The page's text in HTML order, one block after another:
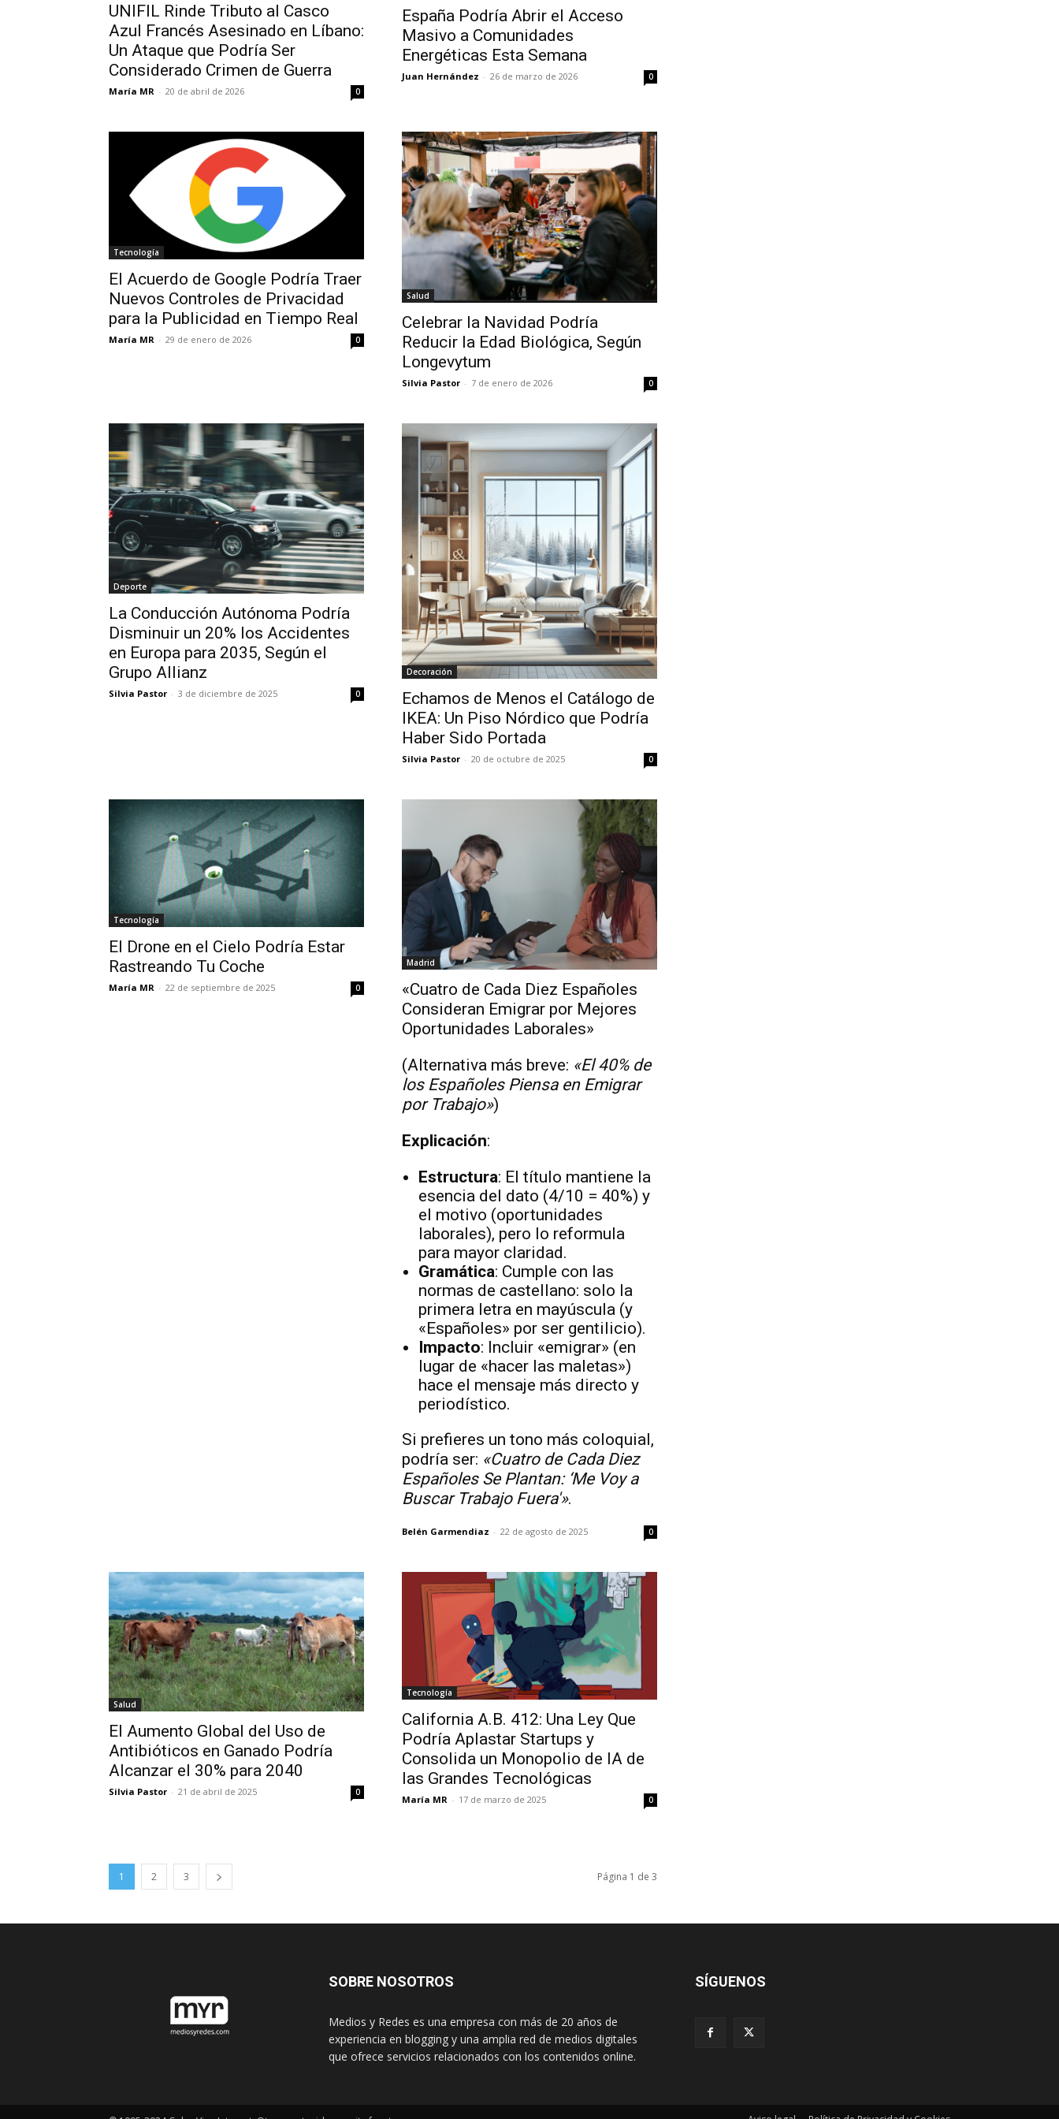
UNIFIL Rinde Tributo al Casco
Azul Francés Asesinado en Líbano:
Un Ataque que Podría Ser
Considerado Crimen de Guerra
María MR - 20 de abril de 2026 0
España Podría Abrir el Acceso
Masivo a Comunidades
Energéticas Esta Semana
Juan Hernández - 26 de marzo de 2026 0
Tecnología
El Acuerdo de Google Podría Traer
Nuevos Controles de Privacidad
para la Publicidad en Tiempo Real
María MR - 29 de enero de 2026 0
Salud
Celebrar la Navidad Podría
Reducir la Edad Biológica, Según
Longevytum
Silvia Pastor - 7 de enero de 2026 0
Deporte
La Conducción Autónoma Podría
Disminuir un 20% los Accidentes
en Europa para 2035, Según el
Grupo Allianz
Silvia Pastor - 3 de diciembre de 2025 0
Decoración
Echamos de Menos el Catálogo de
IKEA: Un Piso Nórdico que Podría
Haber Sido Portada
Silvia Pastor - 20 de octubre de 2025 0
Tecnología
El Drone en el Cielo Podría Estar
Rastreando Tu Coche
María MR - 22 de septiembre de 2025 0
Madrid
«Cuatro de Cada Diez Españoles
Consideran Emigrar por Mejores
Oportunidades Laborales»
(Alternativa más breve: «El 40% de
los Españoles Piensa en Emigrar
por Trabajo»)
Explicación:
Estructura: El título mantiene la
esencia del dato (4/10 = 40%) y
el motivo (oportunidades
laborales), pero lo reformula
para mayor claridad.
Gramática: Cumple con las
normas de castellano: solo la
primera letra en mayúscula (y
«Españoles» por ser gentilicio).
Impacto: Incluir «emigrar» (en
lugar de «hacer las maletas»)
hace el mensaje más directo y
periodístico.
Si prefieres un tono más coloquial,
podría ser: «Cuatro de Cada Diez
Españoles Se Plantan: ‘Me Voy a
Buscar Trabajo Fuera'».
Belén Garmendiaz - 22 de agosto de 2025 0
Salud
El Aumento Global del Uso de
Antibióticos en Ganado Podría
Alcanzar el 30% para 2040
Silvia Pastor - 21 de abril de 2025 0
Tecnología
California A.B. 412: Una Ley Que
Podría Aplastar Startups y
Consolida un Monopolio de IA de
las Grandes Tecnológicas
María MR - 17 de marzo de 2025 0
1 2 3 Página 1 de 3
SOBRE NOSOTROS
Medios y Redes es una empresa con más de 20 años de
experiencia en blogging y una amplia red de medios digitales
que ofrece servicios relacionados con los contenidos online.
SÍGUENOS